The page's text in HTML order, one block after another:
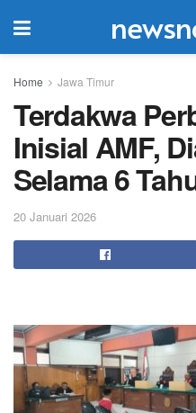
Home Jawa Timur
Terdakwa
Inisial AMF,
Selama 6
20 Januari 2026